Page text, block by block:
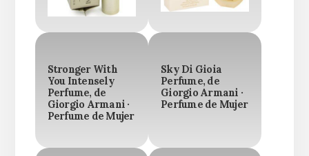
Stronger With
You Intensely
Perfume, de
Giorgio Armani ·
Perfume de Mujer
Sky Di Gioia
Perfume, de
Giorgio Armani ·
Perfume de Mujer